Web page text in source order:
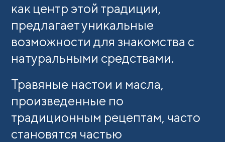
как центр этой традиции,
предлагает уникальные
возможности для знакомства с
натуральными средствами.
Травяные настои и масла,
произведенные по
традиционным рецептам, часто
становятся частью